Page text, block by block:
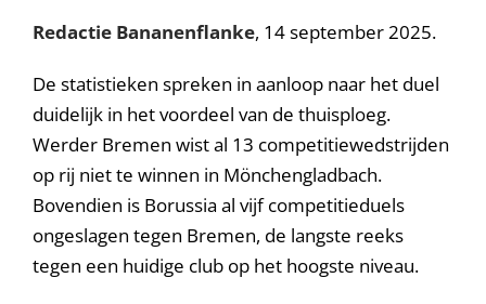
Redactie Bananenflanke, 14 september 2025.
De statistieken spreken in aanloop naar het duel
duidelijk in het voordeel van de thuisploeg.
Werder Bremen wist al 13 competitiewedstrijden
op rij niet te winnen in Mönchengladbach.
Bovendien is Borussia al vijf competitieduels
ongeslagen tegen Bremen, de langste reeks
tegen een huidige club op het hoogste niveau.